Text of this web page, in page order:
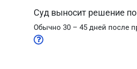
Суд выносит решение
Обычно 30 – 45 дней после